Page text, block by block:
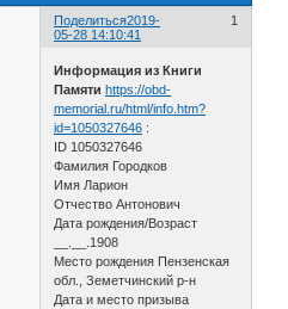
Поделиться 1
2019-
05-28 14:10:41
Информация из Книги
Памяти https://obd-
memorial.ru/html/info.htm?
id=1050327646 :
ID 1050327646
Фамилия Городков
Имя Ларион
Отчество Антонович
Дата рождения/Возраст
__.__.1908
Место рождения Пензенская
обл., Земетчинский р-н
Дата и место призыва